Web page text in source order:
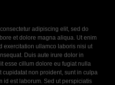
adipiscing elit, sed do
et dolore magna aliqua. Ut enim
exercitation ullamco laboris nisi ut
Duis aute irure dolor in
esse cillum dolore eu fugiat nulla
cupidatat non proident, sunt in culpa
id est laborum. Sed ut perspiciatis